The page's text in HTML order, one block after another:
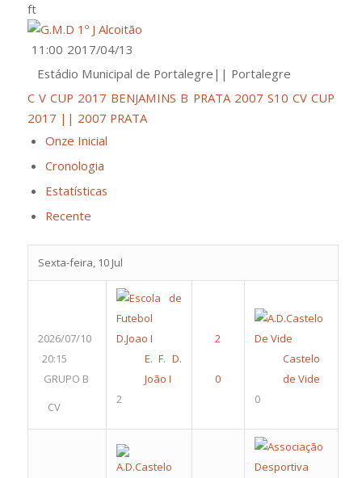
ft
2017/04/13
11:00
Estádio Municipal de Portalegre|| Portalegre
C V CUP 2017 BENJAMINS B PRATA 2007 S10 CV CUP
2017 || 2007 PRATA
Onze Inicial
Cronologia
Estatísticas
Recente
Sexta-feira, 10 Jul
2026/07/10
20:15
GRUPO B
CV
E. F. D.
João I
2
Castelo
de Vide
0